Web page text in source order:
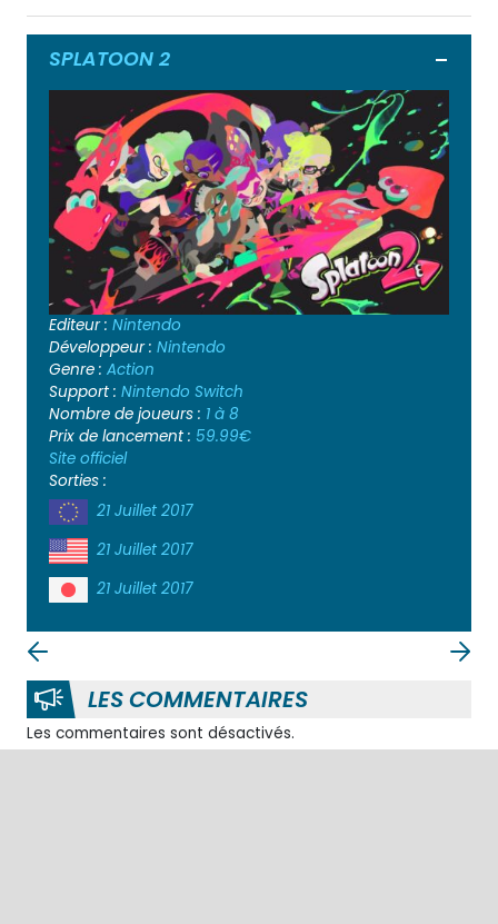
SPLATOON 2
Editeur : Nintendo
Développeur : Nintendo
Genre : Action
Support : Nintendo Switch
Nombre de joueurs : 1 à 8
Prix de lancement : 59.99€
Site officiel
Sorties :
21 Juillet 2017
21 Juillet 2017
21 Juillet 2017
LES COMMENTAIRES
Les commentaires sont désactivés.